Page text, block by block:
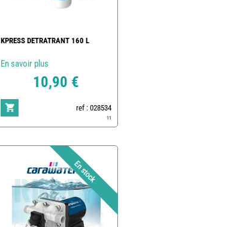
KPRESS DETRATRANT 160 L
En savoir plus
10,90 €
ref : 028534
11